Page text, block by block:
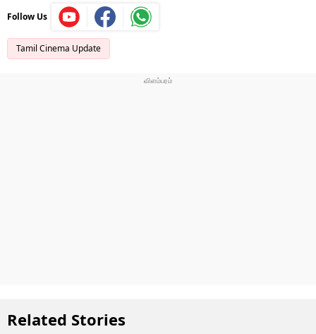
Follow Us
Tamil Cinema Update
Related Stories